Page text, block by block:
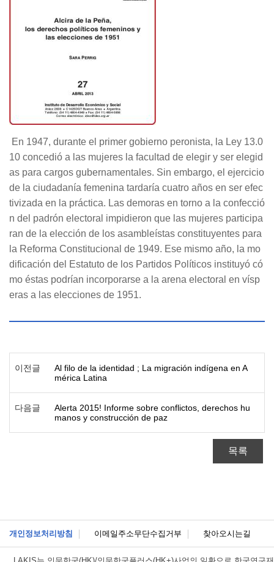
En 1947, durante el primer gobierno peronista, la Ley 13.0
10 concedió a las mujeres la facultad de elegir y ser elegid
as para cargos gubernamentales. Sin embargo, el ejercicio
de la ciudadanía femenina tardaría cuatro años en ser efec
tivizada en la práctica. Las demoras en torno a la confecció
n del padrón electoral impidieron que las mujeres participa
ran de la elección de los asambleístas constituyentes para
la Reforma Constitucional de 1949. Ese mismo año, la mo
dificación del Estatuto de los Partidos Políticos instituyó có
mo éstas podrían incorporarse a la arena electoral en vísp
eras a las elecciones de 1951.
이전글
Al filo de la identidad ; La migración indígena en A
mérica Latina
다음글
Alerta 2015! Informe sobre conflictos, derechos hu
manos y construcción de paz
목록
개인정보처리방침 이메일주소무단수집거부 찾아오시는길